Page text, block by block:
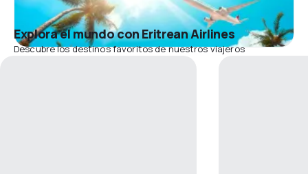
Explora el mundo con Eritrean Airlines
Descubre los destinos favoritos de nuestros viajeros